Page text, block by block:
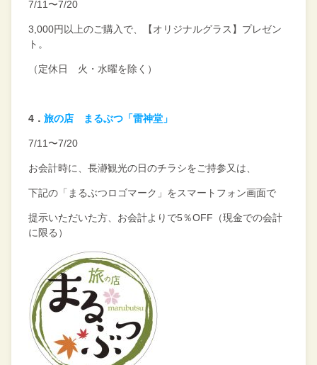
7/11〜7/20
3 ,000円以上のご購入で、【オリジナルグラス】プレゼン
ト。
（定休日 火・水曜を除く）
4 ． 旅の店 まるぶつ「雷神堂」
7/11〜7/20
お会計時に、長瀞観光の日のチラシをご持参又は、
下記の「まるぶつロゴマーク」をスマートフォン画面で
提示いただいた方、お会計よりで5％OFF（現金での会計
に限る）